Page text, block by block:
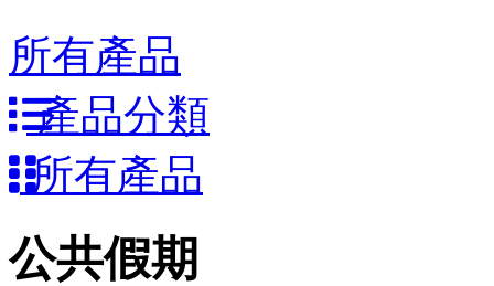
所有產品
產品分類
所有產品
公共假期